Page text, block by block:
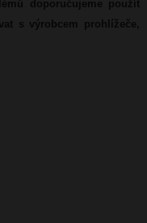
doporučujeme použít
s výrobcem prohlížeče,